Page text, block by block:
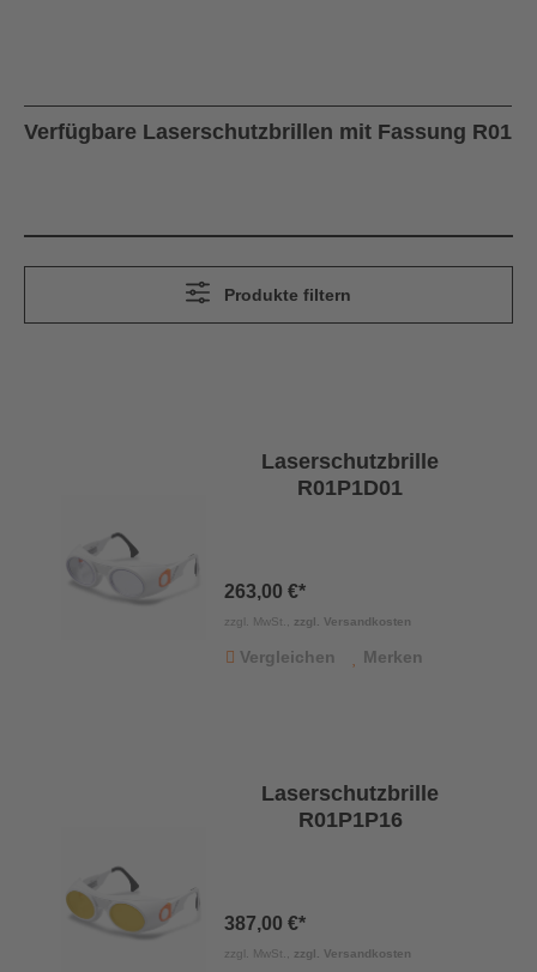
Verfügbare Laserschutzbrillen mit Fassung R01
Produkte filtern
Laserschutzbrille
R01P1D01
263,00 €*
zzgl. MwSt., zzgl. Versandkosten
Vergleichen Merken
Laserschutzbrille
R01P1P16
387,00 €*
zzgl. MwSt., zzgl. Versandkosten